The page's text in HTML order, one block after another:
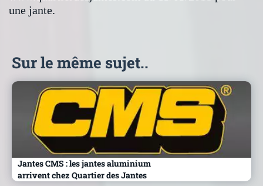
une jante.
Sur le même sujet..
Jantes CMS : les jantes aluminium
arrivent chez Quartier des Jantes